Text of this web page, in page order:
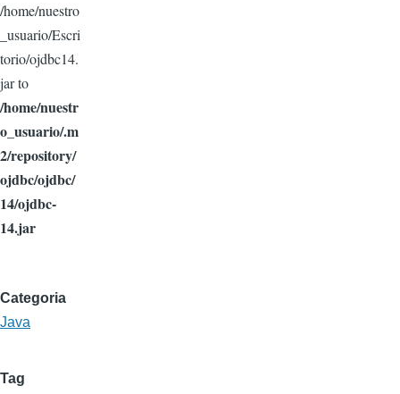
/home/nuestro
_usuario/Escri
torio/ojdbc14.
jar to
/home/nuestr
o_usuario/.m
2/repository/
ojdbc/ojdbc/
14/ojdbc-
14.jar
Categoria
Java
Tag